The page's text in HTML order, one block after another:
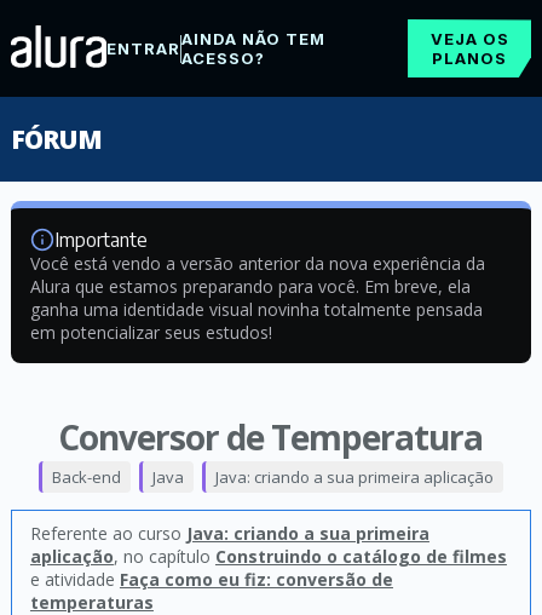
ENTRARAINDA NÃO TEM
ACESSO?
VEJA OS
PLANOS
FÓRUM
Importante
Você está vendo a versão anterior da nova experiência da
Alura que estamos preparando para você. Em breve, ela
ganha uma identidade visual novinha totalmente pensada
em potencializar seus estudos!
Conversor de Temperatura
Back-end Java Java: criando a sua primeira aplicação
Referente ao curso Java: criando a sua primeira
aplicação, no capítulo Construindo o catálogo de filmes
e atividade Faça como eu fiz: conversão de
temperaturas